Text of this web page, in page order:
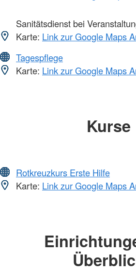
Sanitätsdienst bei
Karte: Link zur Google Maps
Tagespflege
Karte: Link zur Google Maps
Kurse
Rotkreuzkurs Erste Hilfe
Karte: Link zur Google Maps